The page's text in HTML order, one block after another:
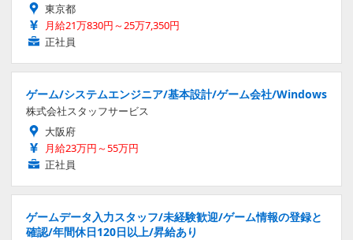
東京都
月給21万830円～25万7,350円
正社員
ゲーム/システムエンジニア/基本設計/ゲーム会社/Windows
株式会社スタッフサービス
大阪府
月給23万円～55万円
正社員
ゲームデータ入力スタッフ/未経験歓迎/ゲーム情報の登録と
確認/年間休日120日以上/昇給あり